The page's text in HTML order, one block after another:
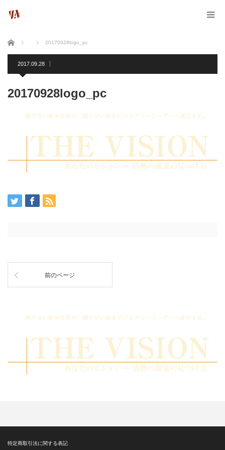
ホーム 20170928logo_pc
2017.09.28
20170928logo_pc
前のページ
特定商取引法に関する表記